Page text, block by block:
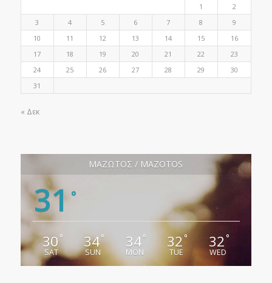
1
2
3
4 5 6 7 8
9
10
11 12 13 14 15
16
17
18 19 20 21 22
23
24
25 26 27 28 29
30
31
« Δεκ
ΜΑΖΩΤΟΣ / MAZOTOS
31 °
30°
SAT
34°
SUN
34°
MON
32 °
TUE
32°
WED